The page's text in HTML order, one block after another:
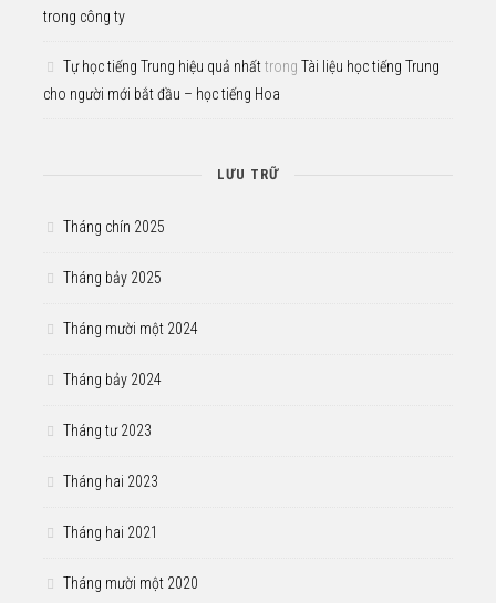
trong công ty
Tự học tiếng Trung hiệu quả nhấttrong Tài liệu học tiếng Trung
cho người mới bắt đầu – học tiếng Hoa
LƯU TRỮ
Tháng chín 2025
Tháng bảy 2025
Tháng mười một 2024
Tháng bảy 2024
Tháng tư 2023
Tháng hai 2023
Tháng hai 2021
Tháng mười một 2020